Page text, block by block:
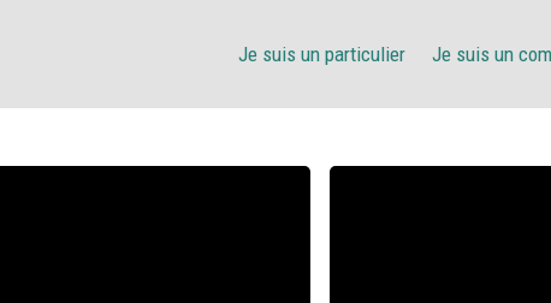
Je suis un particulier Je suis un